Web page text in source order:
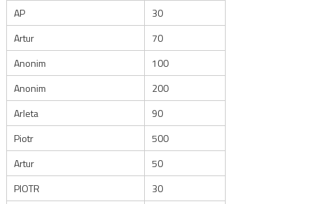
AP
30
Artur
70
Anonim
100
Anonim
200
Arleta
90
Piotr
500
Artur
50
PIOTR
30